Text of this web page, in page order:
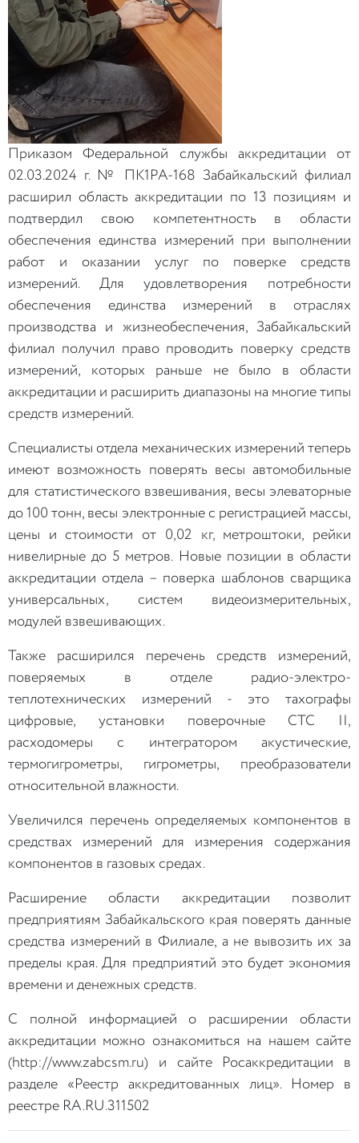
Приказом Федеральной службы аккредитации от
02.03.2024 г. № ПК1РА-168 Забайкальский филиал
расширил область аккредитации по 13 позициям и
подтвердил свою компетентность в области
обеспечения единства измерений при выполнении
работ и оказании услуг по поверке средств
измерений. Для удовлетворения потребности
обеспечения единства измерений в отраслях
производства и жизнеобеспечения, Забайкальский
филиал получил право проводить поверку средств
измерений, которых раньше не было в области
аккредитации и расширить диапазоны на многие типы
средств измерений.
Специалисты отдела механических измерений теперь
имеют возможность поверять весы автомобильные
для статистического взвешивания, весы элеваторные
до 100 тонн, весы электронные с регистрацией массы,
цены и стоимости от 0,02 кг, метроштоки, рейки
нивелирные до 5 метров. Новые позиции в области
аккредитации отдела – поверка шаблонов сварщика
универсальных, систем видеоизмерительных,
модулей взвешивающих.
Также расширился перечень средств измерений,
поверяемых в отделе радио-электро-
теплотехнических измерений - это тахографы
цифровые, установки поверочные СТС II,
расходомеры с интегратором акустические,
термогигрометры, гигрометры, преобразователи
относительной влажности.
Увеличился перечень определяемых компонентов в
средствах измерений для измерения содержания
компонентов в газовых средах.
Расширение области аккредитации позволит
предприятиям Забайкальского края поверять данные
средства измерений в Филиале, а не вывозить их за
пределы края. Для предприятий это будет экономия
времени и денежных средств.
С полной информацией о расширении области
аккредитации можно ознакомиться на нашем сайте
(http://www.zabcsm.ru) и сайте Росаккредитации в
разделе «Реестр аккредитованных лиц». Номер в
реестре RA.RU.311502